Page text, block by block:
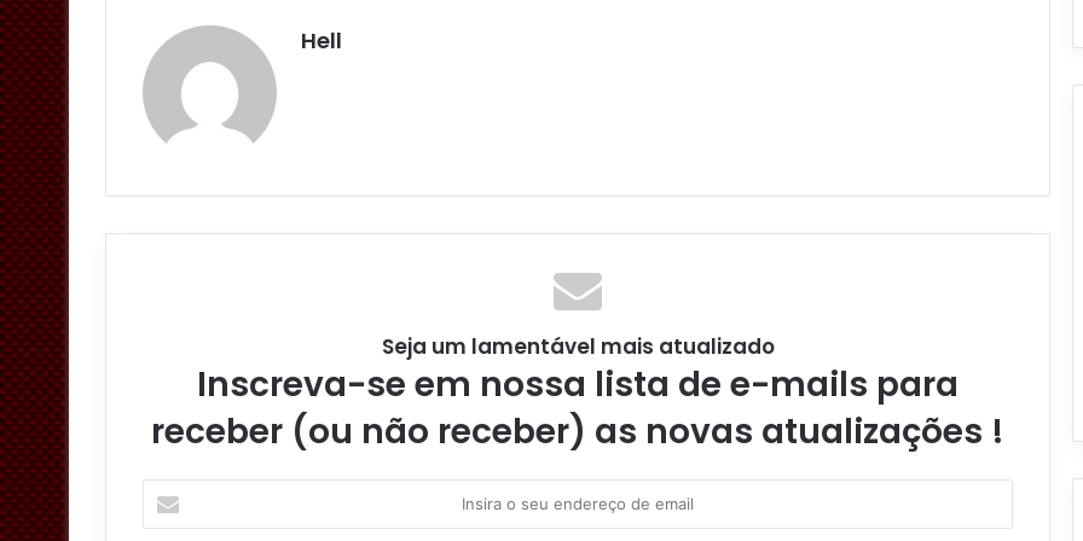
Hell
Seja um lamentável mais atualizado
Inscreva-se em nossa lista de e-mails para
receber (ou não receber) as novas atualizações !